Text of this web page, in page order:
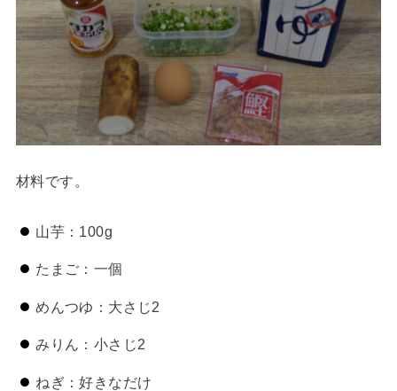
材料です。
山芋：100g
たまご：一個
めんつゆ：大さじ2
みりん：小さじ2
ねぎ：好きなだけ